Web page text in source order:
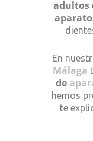
adultos
En
Málaga
de
hemos
te